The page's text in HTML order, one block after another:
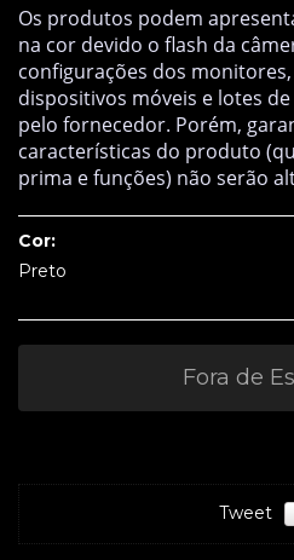
Os produtos podem
na cor devido o flash da
configurações dos
dispositivos móveis e lotes
pelo fornecedor. Porém,
características do produto
prima e funções) não serão
Cor:
Preto
Tweet